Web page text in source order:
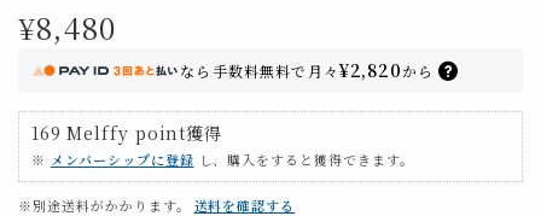
¥8,480
なら 手数料無料で 月々¥2,820から
169 Melffy point獲得
※ メンバーシップに登録 し、購入をすると獲得できます。
※別途送料がかかります。
送料を確認する